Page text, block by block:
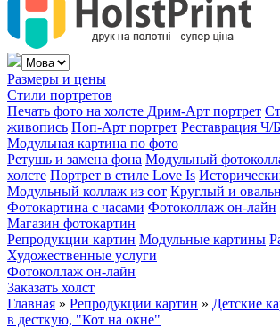
Размеры и цены
Стили портретов
Печать фото на холсте Дрим-Арт портрет
живопись Поп-Арт портрет Реставрация Ч/
Модульная картина по фото
Ретушь и замена фона Модульный
холсте Портрет в стиле Love Is
Модульный коллаж из сот Круглый и
Фотокартина с часами Фотоколлаж он-лайн
Магазин фотокартин
Репродукции картин Модульные картины
Художественные услуги
Фотоколлаж он-лайн
Заказать холст
Главная » Репродукции картин » Детские
в десткую, "Кот на окне"